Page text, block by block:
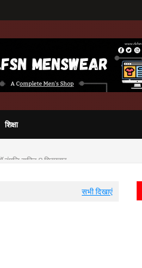
शिक्षा
सहित 8 गिरफ़्तार
सभी दिखाएं